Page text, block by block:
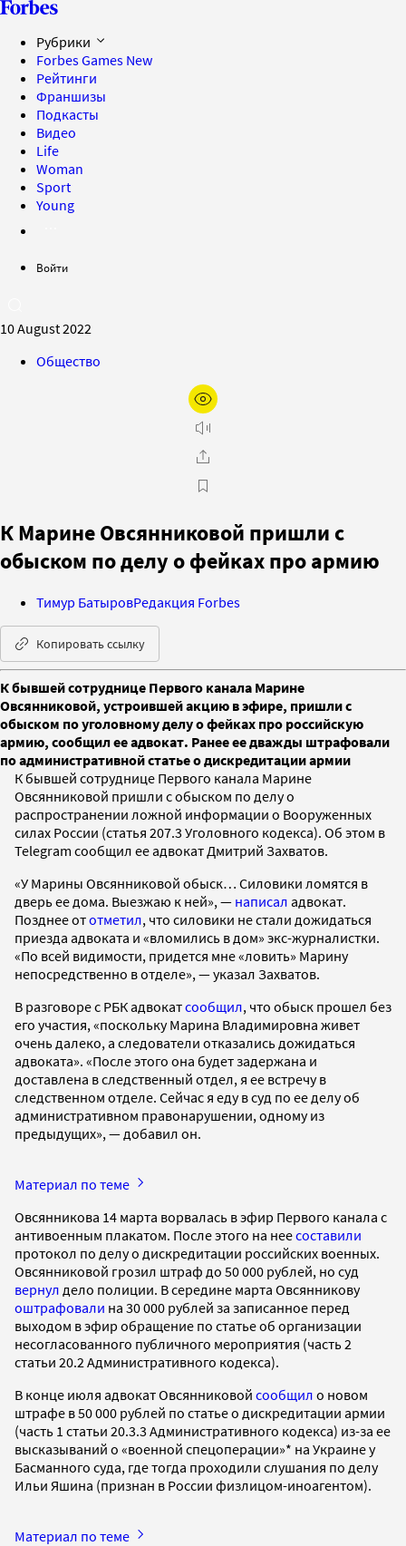
Рубрики
Forbes Games New
Рейтинги
Франшизы
Подкасты
Видео
Life
Woman
Sport
Young
Войти
10 August 2022
Общество
К Марине Овсянниковой пришли с
обыском по делу о фейках про армию
Тимур БатыровРедакция Forbes
Копировать ссылку
К бывшей сотруднице Первого канала Марине
Овсянниковой, устроившей акцию в эфире, пришли с
обыском по уголовному делу о фейках про российскую
армию, сообщил ее адвокат. Ранее ее дважды штрафовали
по административной статье о дискредитации армии
К бывшей сотруднице Первого канала Марине
Овсянниковой пришли с обыском по делу о
распространении ложной информации о Вооруженных
силах России (статья 207.3 Уголовного кодекса). Об этом в
Telegram сообщил ее адвокат Дмитрий Захватов.
«У Марины Овсянниковой обыск… Силовики ломятся в
дверь ее дома. Выезжаю к ней», — написал адвокат.
Позднее ототметил, что силовики не стали дожидаться
приезда адвоката и «вломились в дом» экс-журналистки.
«По всей видимости, придется мне «ловить» Марину
непосредственно в отделе», — указал Захватов.
В разговоре с РБК адвокатсообщил, что обыск прошел без
его участия, «поскольку Марина Владимировна живет
очень далеко, а следователи отказались дожидаться
адвоката». «После этого она будет задержана и
доставлена в следственный отдел, я ее встречу в
следственном отделе. Сейчас я еду в суд по ее делу об
административном правонарушении, одному из
предыдущих», — добавил он.
Материал по теме
Овсянникова 14 марта ворвалась в эфир Первого канала с
антивоенным плакатом. После этого на неесоставили
протокол по делу о дискредитации российских военных.
Овсянниковой грозил штраф до 50 000 рублей, но суд
вернул дело полиции. В середине марта Овсянникову
оштрафовали на 30 000 рублей за записанное перед
выходом в эфир обращение по статье об организации
несогласованного публичного мероприятия (часть 2
статьи 20.2 Административного кодекса).
В конце июля адвокат Овсянниковой сообщил о новом
штрафе в 50 000 рублей по статье о дискредитации армии
(часть 1 статьи 20.3.3 Административного кодекса) из-за ее
высказываний о «военной спецоперации»* на Украине у
Басманного суда, где тогда проходили слушания по делу
Ильи Яшина (признан в России физлицом-иноагентом).
Материал по теме